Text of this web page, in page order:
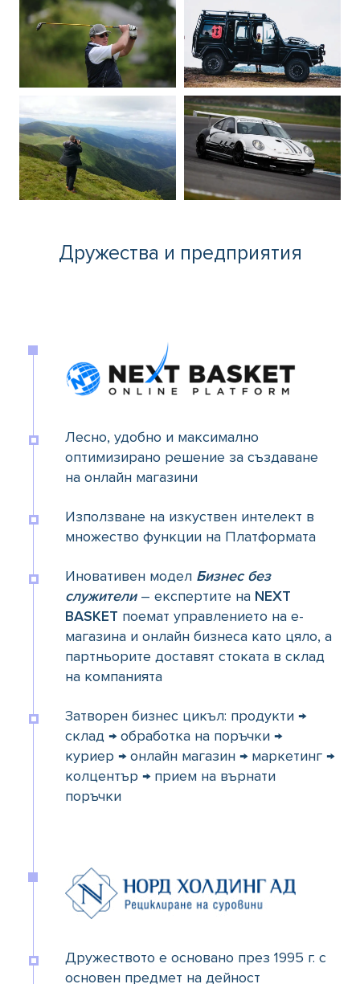
Дружества и предприятия
Лесно, удобно и максимално
оптимизирано решение за създаване
на онлайн магазини
Използване на изкуствен интелект в
множество функции на Платформата
Иновативен модел Бизнес без
служители– експертите на NEXT
BASKET поемат управлението на е-
магазина и онлайн бизнеса като цяло, а
партньорите доставят стоката в склад
на компанията
Затворен бизнес цикъл: продукти →
склад → обработка на поръчки →
куриер → онлайн магазин → маркетинг →
колцентър → прием на върнати
поръчки
Дружеството е основано през 1995 г. с
основен предмет на дейност